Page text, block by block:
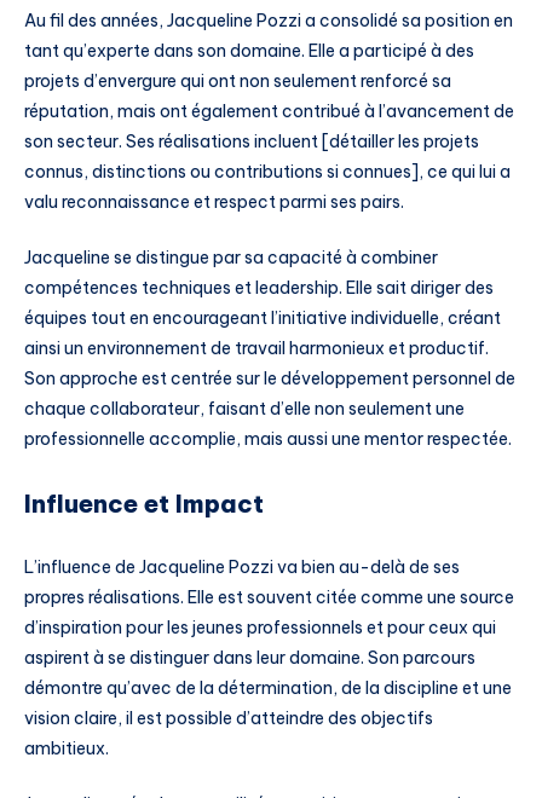
Au fil des années, Jacqueline Pozzi a consolidé sa position en
tant qu’experte dans son domaine. Elle a participé à des
projets d’envergure qui ont non seulement renforcé sa
réputation, mais ont également contribué à l’avancement de
son secteur. Ses réalisations incluent [détailler les projets
connus, distinctions ou contributions si connues], ce qui lui a
valu reconnaissance et respect parmi ses pairs.
Jacqueline se distingue par sa capacité à combiner
compétences techniques et leadership. Elle sait diriger des
équipes tout en encourageant l’initiative individuelle, créant
ainsi un environnement de travail harmonieux et productif.
Son approche est centrée sur le développement personnel de
chaque collaborateur, faisant d’elle non seulement une
professionnelle accomplie, mais aussi une mentor respectée.
Influence et Impact
L’influence de Jacqueline Pozzi va bien au-delà de ses
propres réalisations. Elle est souvent citée comme une source
d’inspiration pour les jeunes professionnels et pour ceux qui
aspirent à se distinguer dans leur domaine. Son parcours
démontre qu’avec de la détermination, de la discipline et une
vision claire, il est possible d’atteindre des objectifs
ambitieux.